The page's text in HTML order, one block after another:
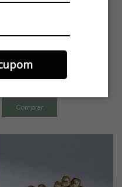
Brinco Redondo Colorido com
Micro Zircônias Dourado
Comprar